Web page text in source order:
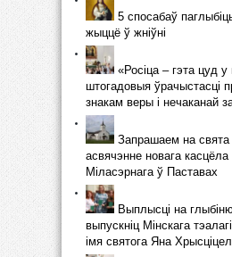
5 спосабаў
жыццё ў жніўні
«Росіца – гэта цуд
штогадовыя ўрачыстасці
знакам веры і нечаканай
Запрашаем на
асвячэнне новага
Міласэрнага ў Паставах
Выплысці на
выпускніц Мінскага
імя святога Яна